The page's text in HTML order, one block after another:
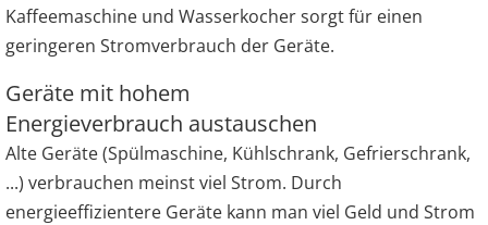
Kaffeemaschine und Wasserkocher sorgt für einen
geringeren Stromverbrauch der Geräte.
Geräte mit hohem
Energieverbrauch austauschen
Alte Geräte (Spülmaschine, Kühlschrank, Gefrierschrank,
...) verbrauchen meinst viel Strom. Durch
energieeffizientere Geräte kann man viel Geld und Strom